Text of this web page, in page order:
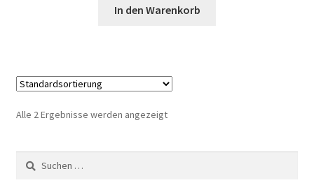
In den Warenkorb
Alle 2 Ergebnisse werden angezeigt
Suchen
nach: